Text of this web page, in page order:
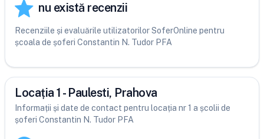
nu există recenzii
Recenziile și evaluările utilizatorilor SoferOnline pentru
școala de șoferi Constantin N. Tudor PFA
Locația 1 - Paulesti, Prahova
Informații și date de contact pentru locația nr 1 a școlii de
șoferi Constantin N. Tudor PFA